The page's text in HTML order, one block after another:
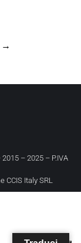
→
– 2025 – P.IVA
CCIS Italy SRL